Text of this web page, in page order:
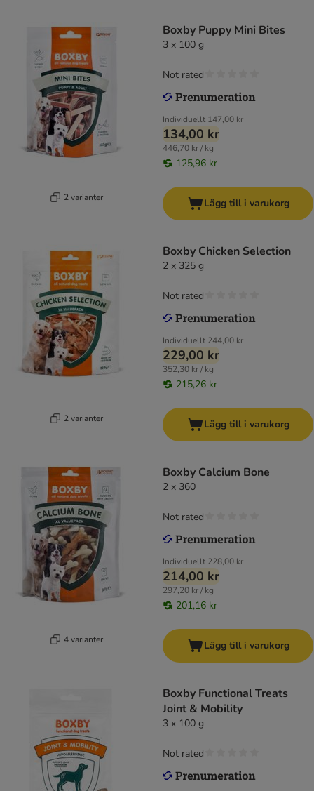
2 varianter
Boxby Puppy Mini Bites
3 x 100 g
Individuellt 147,00 kr
134,00 kr
446,70 kr / kg
125,96 kr
Not rated
Lägg till i varukorg
2 varianter
Boxby Chicken Selection
2 x 325 g
Individuellt 244,00 kr
229,00 kr
352,30 kr / kg
215,26 kr
Not rated
Lägg till i varukorg
4 varianter
Boxby Calcium Bone
2 x 360
Individuellt 228,00 kr
214,00 kr
297,20 kr / kg
201,16 kr
Not rated
Lägg till i varukorg
Boxby Functional Treats
Joint & Mobility
3 x 100 g
Not rated